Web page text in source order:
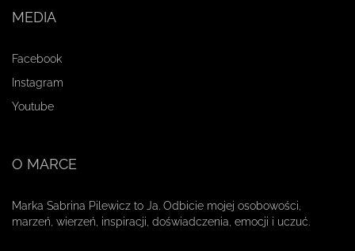
MEDIA
Facebook
Instagram
Youtube
O MARCE
Marka Sabrina Pilewicz to Ja. Odbicie mojej osobowości,
marzeń, wierzeń, inspiracji, doświadczenia, emocji i uczuć.